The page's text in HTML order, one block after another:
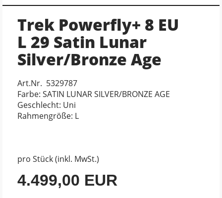
Trek Powerfly+ 8 EU
L 29 Satin Lunar
Silver/Bronze Age
Art.Nr. 5329787
Farbe: SATIN LUNAR SILVER/BRONZE AGE
Geschlecht: Uni
Rahmengröße: L
pro Stück (inkl. MwSt.)
4.499,00 EUR